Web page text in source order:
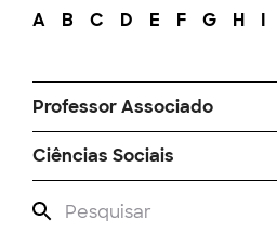
A B C D E F G H I
Professor Associado
Ciências Sociais